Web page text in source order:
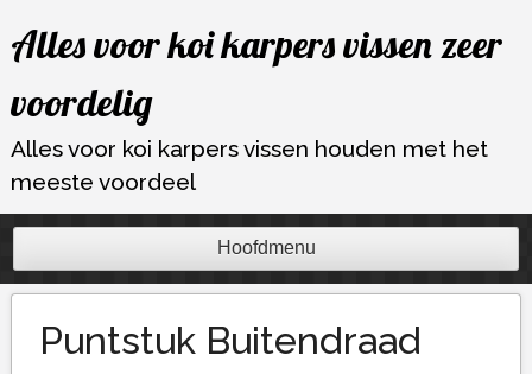
naar
inhoud
Alles voor koi karpers vissen zeer
voordelig
Alles voor koi karpers vissen houden met het
meeste voordeel
Hoofdmenu
Puntstuk Buitendraad